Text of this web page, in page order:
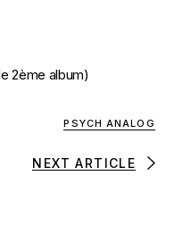
2ème album)
PSYCH ANALOG
NEXT ARTICLE